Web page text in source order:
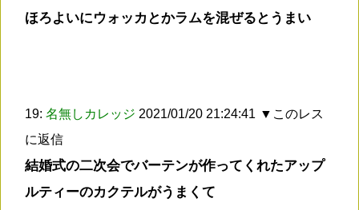
ほろよいにウォッカとかラムを混ぜるとうまい
19: 名無しカレッジ 2021/01/20 21:24:41 ▼このレス
に返信
結婚式の二次会でバーテンが作ってくれたアップ
ルティーのカクテルがうまくて